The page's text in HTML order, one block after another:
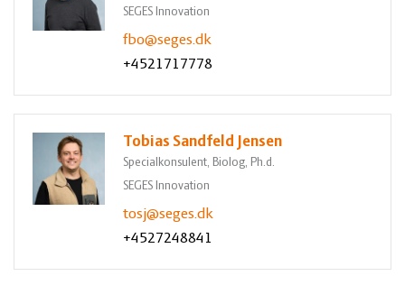
SEGES Innovation
fbo@seges.dk
+4521717778
Tobias Sandfeld Jensen
Specialkonsulent, Biolog, Ph.d.
SEGES Innovation
tosj@seges.dk
+4527248841